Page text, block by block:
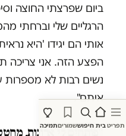
תפריטבית חיפוששמוריםתמיכה
ביום שפרצתי החוצה
הרגליים שלי וברחתי
אותי הם יגידו 'היא
הפצע הזה. אני צריכה
נשים רבות לא מספרות
איתם".
"פותחים לי ארונות,